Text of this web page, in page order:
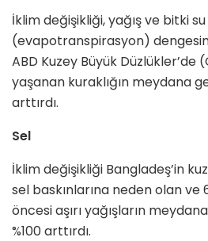
İklim değişikliği, yağış ve bitki
(evapotranspirasyon)
ABD Kuzey Büyük Düzlükler’de
yaşanan kuraklığın meydana
arttırdı.
Sel
İklim değişikliği Bangladeş’in
sel baskınlarına neden olan ve
öncesi aşırı yağışların
%100 arttırdı.